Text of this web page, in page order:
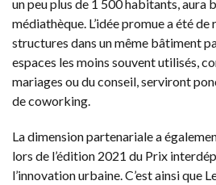
un peu plus de 1 500 habitants, aura
médiathèque. L’idée promue a été
structures dans un même bâtiment
espaces les moins souvent utilisés,
mariages ou du conseil, serviront
de coworking.
La dimension partenariale a
lors de l’édition 2021 du Prix
l’innovation urbaine. C’est ainsi que